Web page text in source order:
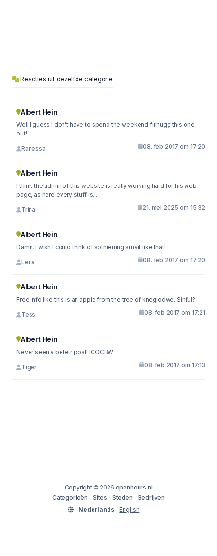
Reacties uit dezelfde categorie
Albert Hein
Well I guess I don't have to spend the weekend firinugg this one
out!
Ranessa 08. feb 2017 om 17:20
Albert Hein
I think the admin of this website is really working hard for his web
page, as here every stuff is...
Trina 21. mei 2025 om 15:32
Albert Hein
Damn, I wish I could think of sothiemng smart like that!
Lena 08. feb 2017 om 17:20
Albert Hein
Free info like this is an apple from the tree of kneglodwe. Sinful?
Tess 08. feb 2017 om 17:21
Albert Hein
Never seen a betetr post! ICOCBW
Tiger 08. feb 2017 om 17:13
Copyright © 2026 openhours.nl
Categorieën
Sites Steden
Bedrijven
Nederlands
English